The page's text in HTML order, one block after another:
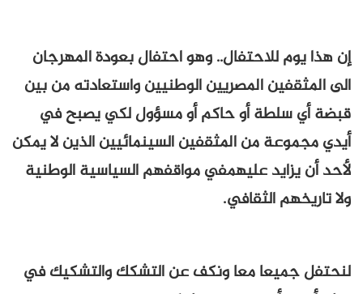
إن هذا يوم للاحتفال.. وهو احتفال بعودة المهرجان
الى المثقفين المصريين الوطنيين واستعادته من بين
قبضة أي سلطة أو حاكم أو مسؤول لكي يصبح في
أيدي مجموعة من المثقفين السينمائيين الذين لا يمكن
لأحد أن يزايد عليهمفي مواقفهم السياسية الوطنية
ولا تاريخهم الثقافي.
لنحتفل جميعا معا ونكف عن التشكك والتشكيك في